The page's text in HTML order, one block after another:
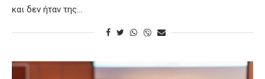
και δεν ήταν της…